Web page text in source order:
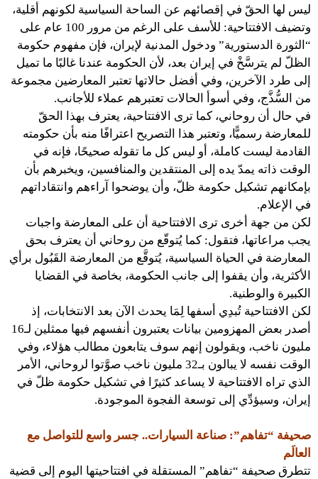
ليس لها الحقّ في إقصائهم عن الساحة السياسية لكونهم أقلية،
وتضيف الافتتاحية: للأسف على الرغم من مرور 100 عام على
“الثورة الدستورية” ودخول المدنية لإيران، فإن مفهوم حكومة
الظلّ لم يترسَّخْ في إيران بعد، لأن الحكومة عندنا غالبًا ما تميل
إلى طرد الآخرين، وفي أفضل حالاتها تعتبر المعارضين مجموعة
من السُّذَّج، وفي أسوأ الحالات تعتبرهم عملاء للأجانب.
في حال أن روحاني، كما ترى الافتتاحية، يعترف بهذا الحقّ
للمعارضة رسميًّا، وتعتبر هذا التصريح اعترافًا منه بأن حكومته
القادمة ليست كاملة، أو ليس كل ما تقوله صحيحًا، فإنه في
الوقت ذاته يمدّ يده إلى المنتقدين والمنافسين، ويخبرهم بأن
بإمكانهم تشكيل حكومة ظلّ، وأن يوضحوا آراءهم وانتقاداتهم
في الإعلام.
لكن من جهة أخرى ترى الافتتاحية أن على المعارضة واجبات
يجب مراعاتها، فتقول: كما يُتوقّع من روحاني أن يعترف بحق
المعارضة في الحياة السياسية، يُتوقَّع من المعارضة القَبُول برأي
الأكثرية، وأن يقفوا إلى جانب الحكومة، بخاصة في القضايا
الكبيرة والوطنية.
لكن الافتتاحية تُبدِي أسفها لِمَا يحدث الآن بعد الانتخابات، إذ
أصدر بعض المهزومين بيانات يعتبرون أنفسهم فيها ممثلين لـ16
مليون ناخب، ويقولون إنهم سوف يتابعون مطالب هؤلاء، وفي
الوقت نفسه لا يبالون بـ32 مليون ناخب صوَّتوا لروحاني، الأمر
الذي تراه الافتتاحية لا يساعد كثيرًا في تشكيل حكومة ظلّ في
إيران، وسيؤدِّي إلى توسعة الفجوة الموجودة.
صحيفة “تفاهم”: صناعة السيارات.. جسر واسع للتواصل مع
العالَم
تتطرق صحيفة “تفاهم” المستقلة في افتتاحيتها اليوم إلى قضية